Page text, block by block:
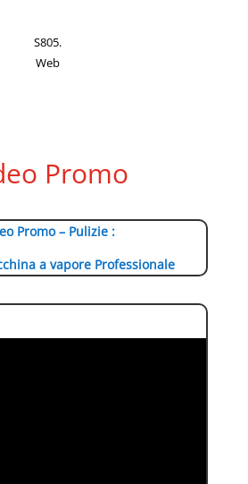
S805.
Web
Promo
Promo – Pulizie :
a vapore Professionale